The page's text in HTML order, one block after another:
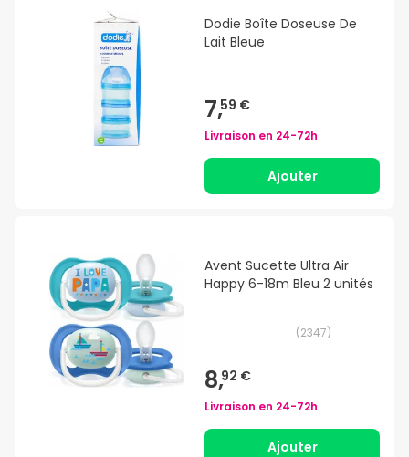
Dodie Boîte Doseuse De
Lait Bleue
7,59 €
Livraison en 24-72h
Ajouter
Avent Sucette Ultra Air
Happy 6-18m Bleu 2 unités
(2347)
8,92 €
Livraison en 24-72h
Ajouter